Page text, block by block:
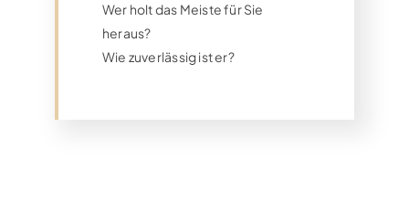
Wer holt das Meiste für Sie
heraus?
Wie zuverlässig ist er?